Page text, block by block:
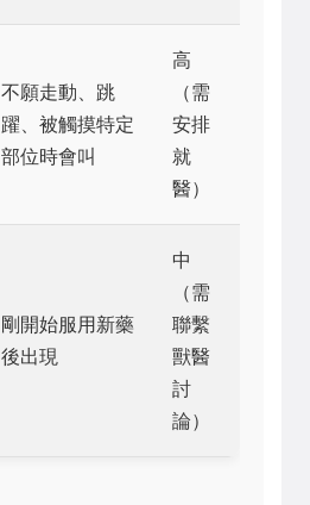
不願走動、跳
躍、被觸摸特定
部位時會叫
高
（需
安排
就
醫）
剛開始服用新藥
後出現
中
（需
聯繫
獸醫
討
論）